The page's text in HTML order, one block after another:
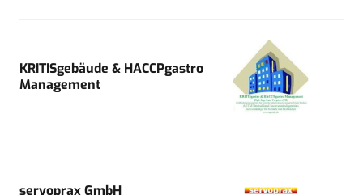
KRITISgebäude & HACCPgastro
Management
servoprax GmbH